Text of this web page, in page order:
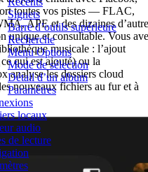
Signets
Barre d’outils supérieure
Recherche
Menu Options
Mode de sélection
Détail d’un album
Paramètres
locaux
audio
de lecture
toutes vos pistes — FLAC,
APE et des dizaines
unique et consultable. Vous
musicale : l’ajout
qui est ajouté) ou la
analyse les dossiers cloud
nouveaux fichiers au fur et à